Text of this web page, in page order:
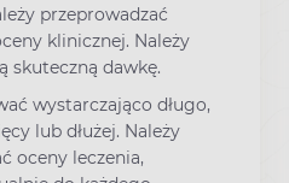
przeprowadzać
klinicznej. Należy
skuteczną dawkę.
wystarczająco długo,
lub dłużej. Należy
oceny leczenia,